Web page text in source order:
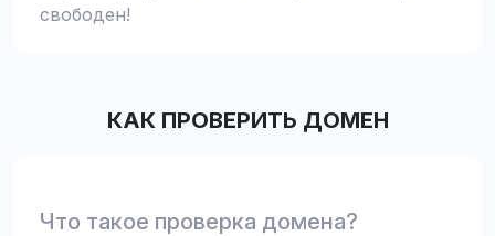
свободен!
КАК ПРОВЕРИТЬ ДОМЕН
Что такое проверка домена?